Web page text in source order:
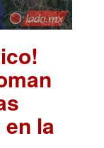
la